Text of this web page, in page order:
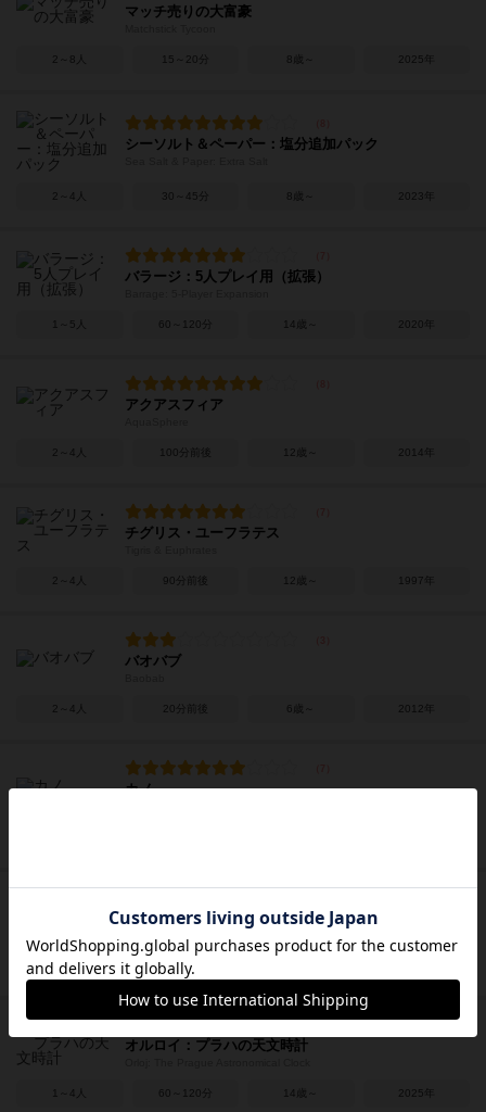
マッチ売りの大富豪
2～8人 15～20分 8歳～ 2025年
シーソルト＆ペーパー：塩分追加パック
2～4人 30～45分 8歳～ 2023年
バラージ：5人プレイ用（拡張）
1～5人 60～120分 14歳～ 2020年
アクアスフィア
2～4人 100分前後 12歳～ 2014年
チグリス・ユーフラテス
2～4人 90分前後 12歳～ 1997年
バオバブ
2～4人 20分前後 6歳～ 2012年
カノ
スノープランナー
1～4人 60～120分
オルロイ：プラハの天文時計
1～4人 60～120分 14歳～ 2025年